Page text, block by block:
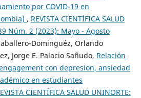
por COVID-19 en
, REVISTA CIENTÍFICA SALUD
Núm. 2 (2023): Mayo - Agosto
Dominguéz, Orlando
Jorge E. Palacio Sañudo, Relación
con depresion, ansiedad
en estudiantes
CIENTÍFICA SALUD UNINORTE: